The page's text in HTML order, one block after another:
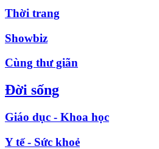
Thời trang
Showbiz
Cùng thư giãn
Đời sống
Giáo dục - Khoa học
Y tế - Sức khoẻ